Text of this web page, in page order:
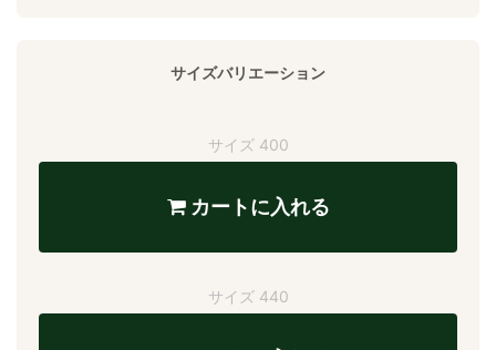
サイズバリエーション
サイズ 400
カートに入れる
サイズ 440